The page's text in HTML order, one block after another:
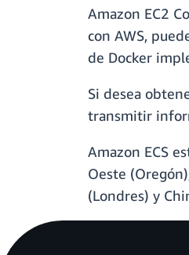
Amazon EC2
con AWS,
de Docker
Si desea
transmitir
Amazon ECS
Oeste
(Londres) y